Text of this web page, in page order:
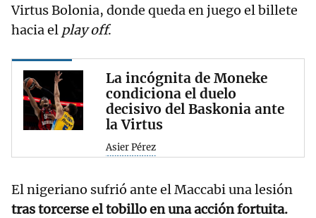
Virtus Bolonia, donde queda en juego el billete
hacia el play off.
La incógnita de Moneke
condiciona el duelo
decisivo del Baskonia ante
la Virtus
Asier Pérez
El nigeriano sufrió ante el Maccabi una lesión
tras torcerse el tobillo en una acción fortuita.